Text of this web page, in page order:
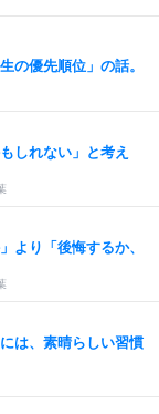
の優先順位」の話。
しれない」と考え
より「後悔するか、
は、素晴らしい習慣